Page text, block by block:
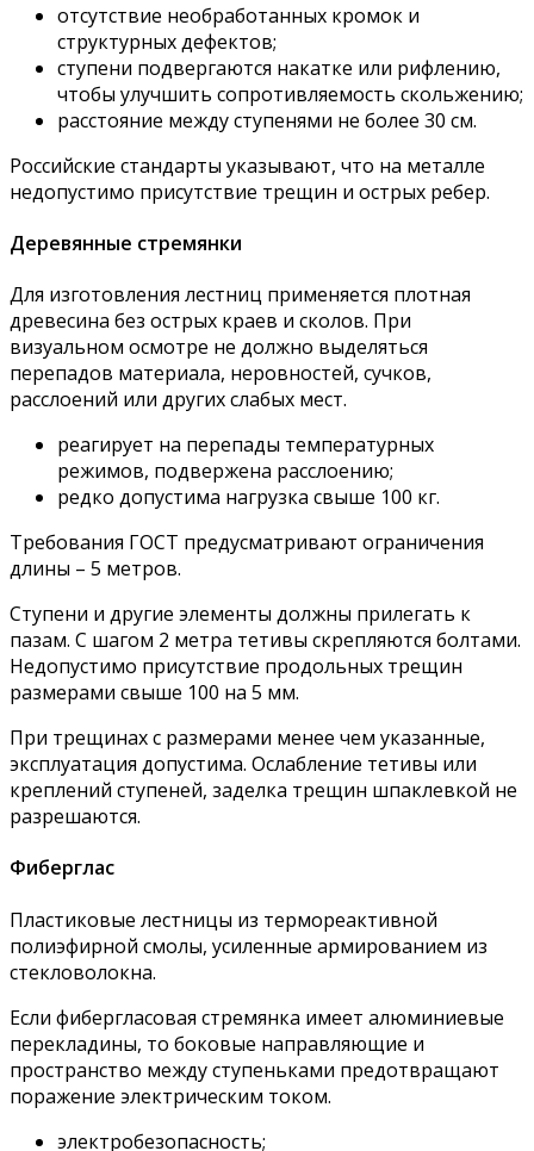
отсутствие необработанных кромок и
структурных дефектов;
ступени подвергаются накатке или рифлению,
чтобы улучшить сопротивляемость скольжению;
расстояние между ступенями не более 30 см.
Российские стандарты указывают, что на металле
недопустимо присутствие трещин и острых ребер.
Деревянные стремянки
Для изготовления лестниц применяется плотная
древесина без острых краев и сколов. При
визуальном осмотре не должно выделяться
перепадов материала, неровностей, сучков,
расслоений или других слабых мест.
реагирует на перепады температурных
режимов, подвержена расслоению;
редко допустима нагрузка свыше 100 кг.
Требования ГОСТ предусматривают ограничения
длины – 5 метров.
Ступени и другие элементы должны прилегать к
пазам. С шагом 2 метра тетивы скрепляются болтами.
Недопустимо присутствие продольных трещин
размерами свыше 100 на 5 мм.
При трещинах с размерами менее чем указанные,
эксплуатация допустима. Ослабление тетивы или
креплений ступеней, заделка трещин шпаклевкой не
разрешаются.
Фиберглас
Пластиковые лестницы из термореактивной
полиэфирной смолы, усиленные армированием из
стекловолокна.
Если фибергласовая стремянка имеет алюминиевые
перекладины, то боковые направляющие и
пространство между ступеньками предотвращают
поражение электрическим током.
электробезопасность;